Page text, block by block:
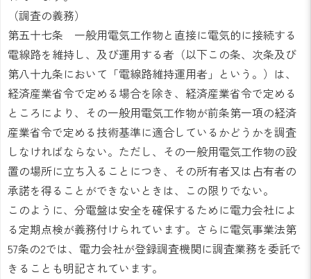
（調査の義務）
第五十七条 一般用電気工作物と直接に電気的に接続する
電線路を維持し、及び運用する者（以下この条、次条及び
第八十九条において「電線路維持運用者」という。）は、
経済産業省令で定める場合を除き、経済産業省令で定める
ところにより、その一般用電気工作物が前条第一項の経済
産業省令で定める技術基準に適合しているかどうかを調査
しなければならない。ただし、その一般用電気工作物の設
置の場所に立ち入ることにつき、その所有者又は占有者の
承諾を得ることができないときは、この限りでない。
このように、分電盤は安全を確保するために電力会社によ
る定期点検が義務付けられています。さらに電気事業法第
57条の2では、電力会社が登録調査機関に調査業務を委託で
きることも明記されています。